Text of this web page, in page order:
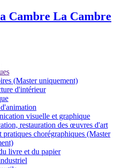
La Cambre
(Master uniquement)
d'intérieur
visuelle et graphique
restauration des œuvres d'art
pratiques chorégraphiques (Master
livre et du papier